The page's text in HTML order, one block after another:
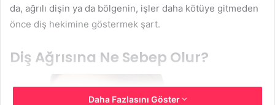
da, ağrılı dişin ya da bölgenin, işler daha kötüye gitmeden
önce diş hekimine göstermek şart.
Diş Ağrısına Ne Sebep Olur?
Daha Fazlasını Göster